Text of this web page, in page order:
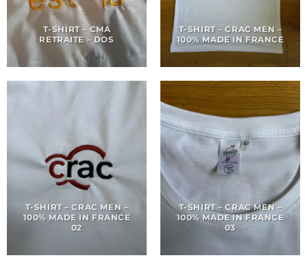
T-SHIRT – CMA
RETRAITE – DOS
T-SHIRT – CRAC MEN –
100% MADE IN FRANCE
T-SHIRT – CRAC MEN –
100% MADE IN FRANCE
02
T-SHIRT – CRAC MEN –
100% MADE IN FRANCE
03